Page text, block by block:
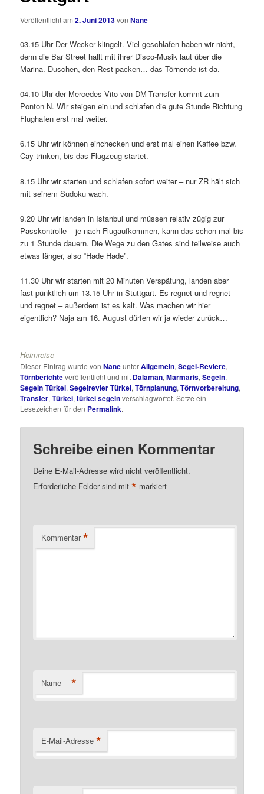
Veröffentlicht am2. Juni 2013vonNane
03.15 Uhr Der Wecker klingelt. Viel geschlafen haben wir nicht,
denn die Bar Street hallt mit ihrer Disco-Musik laut über die
Marina. Duschen, den Rest packen… das Törnende ist da.
04.10 Uhr der Mercedes Vito von DM-Transfer kommt zum
Ponton N. WIr steigen ein und schlafen die gute Stunde Richtung
Flughafen erst mal weiter.
6.15 Uhr wir können einchecken und erst mal einen Kaffee bzw.
Cay trinken, bis das Flugzeug startet.
8.15 Uhr wir starten und schlafen sofort weiter – nur ZR hält sich
mit seinem Sudoku wach.
9.20 Uhr wir landen in Istanbul und müssen relativ zügig zur
Passkontrolle – je nach Flugaufkommen, kann das schon mal bis
zu 1 Stunde dauern. Die Wege zu den Gates sind teilweise auch
etwas länger, also “Hade Hade”.
11.30 Uhr wir starten mit 20 Minuten Verspätung, landen aber
fast pünktlich um 13.15 Uhr in Stuttgart. Es regnet und regnet
und regnet – außerdem ist es kalt. Was machen wir hier
eigentlich? Naja am 16. August dürfen wir ja wieder zurück…
Heimreise
Dieser Eintrag wurde vonNaneunterAllgemein,Segel-Reviere,
Törnberichteveröffentlicht und mit Dalaman,Marmaris,Segeln,
Segeln Türkei,Segelrevier Türkei,Törnplanung,Törnvorbereitung,
Transfer,Türkei,türkei segelnverschlagwortet. Setze ein
Lesezeichen für den Permalink.
Schreibe einen Kommentar
Deine E-Mail-Adresse wird nicht veröffentlicht.
Erforderliche Felder sind mit* markiert
Kommentar *
Name *
E-Mail-Adresse *